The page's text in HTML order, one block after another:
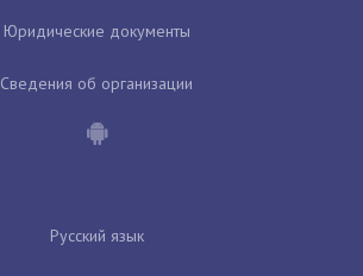
Юридические документы
Сведения об организации
Русский язык